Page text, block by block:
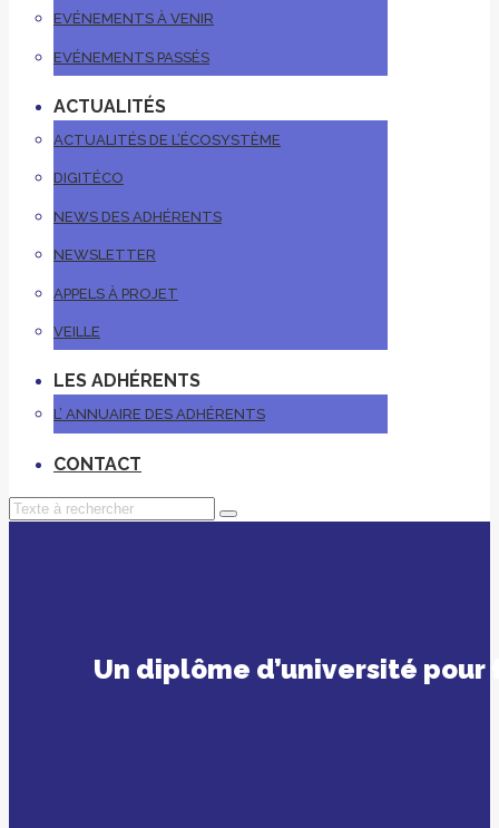
EVÉNEMENTS À VENIR
EVÉNEMENTS PASSÉS
ACTUALITÉS
ACTUALITÉS DE L’ÉCOSYSTÈME
DIGITÉCO
NEWS DES ADHÉRENTS
NEWSLETTER
APPELS À PROJET
VEILLE
LES ADHÉRENTS
L’ ANNUAIRE DES ADHÉRENTS
CONTACT
Un diplôme d’université